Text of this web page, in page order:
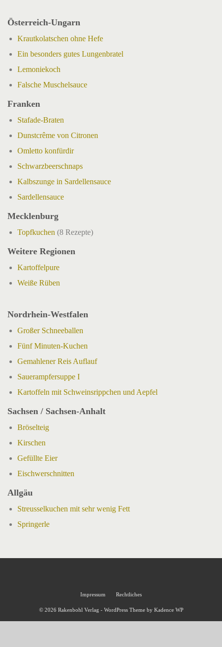
Österreich-Ungarn
Krautkolatschen ohne Hefe
Ein besonders gutes Lungenbratel
Lemoniekoch
Falsche Muschelsauce
Franken
Stafade-Braten
Dunstcrême von Citronen
Omletto konfürdir
Schwarzbeerschnaps
Kalbszunge in Sardellensauce
Sardellensauce
Mecklenburg
Topfkuchen (8 Rezepte)
Weitere Regionen
Kartoffelpure
Weiße Rüben
Nordrhein-Westfalen
Großer Schneeballen
Fünf Minuten-Kuchen
Gemahlener Reis Auflauf
Sauerampfersuppe I
Kartoffeln mit Schweinsrippchen und Aepfel
Sachsen / Sachsen-Anhalt
Bröselteig
Kirschen
Gefüllte Eier
Eischwerschnitten
Allgäu
Streusselkuchen mit sehr wenig Fett
Springerle
Impressum Rechtliches
© 2026 Rakenbohl Verlag - WordPress Theme by Kadence WP